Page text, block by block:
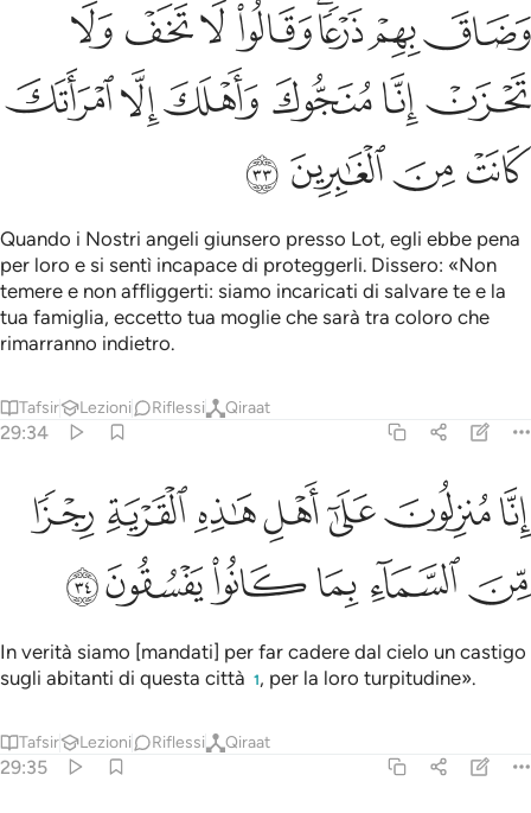
ﱬﱭﱮﱯﱰﱱﱲﱳ
ﱴﱵﱶ ﱷﱸﱹ
ﱺﱻﱼﱽ
Quando i Nostri angeli giunsero presso Lot, egli ebbe pena
per loro e si sentì incapace di proteggerli. Dissero: «Non
temere e non affliggerti: siamo incaricati di salvare te e la
tua famiglia, eccetto tua moglie che sarà tra coloro che
rimarranno indietro.
Tafsir Lezioni Riflessi Qiraat
29:34
انا منزلون على اهل هاذه القرية رجزا من السماء بما كانوا يفسقون ٣٤
إِنَّا مُنزِلُونَ عَلَىٰٓ أَهْلِ هَـٰذِهِ ٱلْقَرْيَةِ رِجْزًۭا مِّنَ ٱلسَّمَآءِ بِمَا كَانُوا۟
ﱾﱿﲀﲁﲂﲃﲄ
ﲅﲆﲇﲈﲉﲊ
In verità siamo [mandati] per far cadere dal cielo un castigo
sugli abitanti di questa città 1, per la loro turpitudine».
Tafsir Lezioni Riflessi Qiraat
29:35